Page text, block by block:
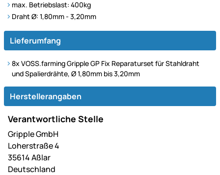
max. Betriebslast: 400kg
Draht Ø: 1,80mm - 3,20mm
Lieferumfang
8x VOSS.farming Gripple GP Fix Reparaturset für Stahldraht
und Spalierdrähte, Ø 1,80mm bis 3,20mm
Herstellerangaben
Verantwortliche Stelle
Gripple GmbH
Loherstraße 4
35614 Aßlar
Deutschland